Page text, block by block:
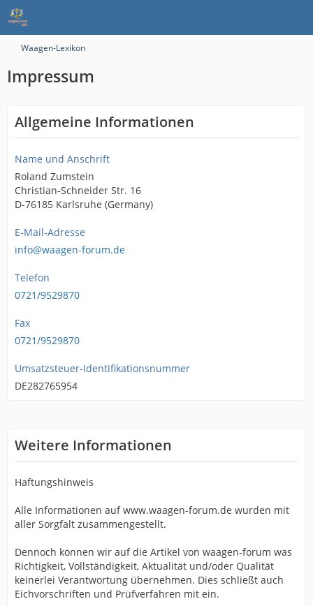
Waagen-Lexikon
Impressum
Allgemeine Informationen
Name und Anschrift
Roland Zumstein
Christian-Schneider Str. 16
D-76185 Karlsruhe (Germany)
E-Mail-Adresse
info@waagen-forum.de
Telefon
0721/9529870
Fax
0721/9529870
Umsatzsteuer-Identifikationsnummer
DE282765954
Weitere Informationen
Haftungshinweis
Alle Informationen auf www.waagen-forum.de wurden mit
aller Sorgfalt zusammengestellt.
Dennoch können wir auf die Artikel von waagen-forum was
Richtigkeit, Vollständigkeit, Aktualität und/oder Qualität
keinerlei Verantwortung übernehmen. Dies schließt auch
Eichvorschriften und Prüfverfahren mit ein.